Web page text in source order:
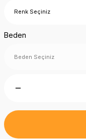
Beden